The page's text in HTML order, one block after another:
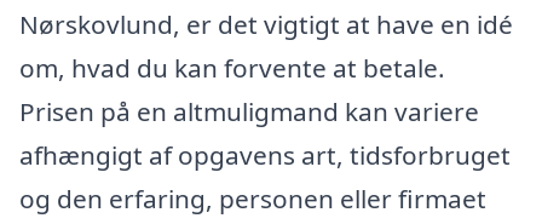
Nørskovlund, er det vigtigt at have en idé
om, hvad du kan forvente at betale.
Prisen på en altmuligmand kan variere
afhængigt af opgavens art, tidsforbruget
og den erfaring, personen eller firmaet